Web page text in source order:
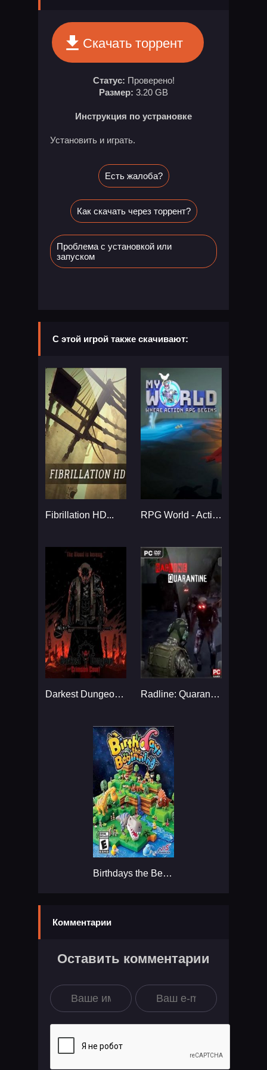
Скачать торрент
Статус: Проверено!
Размер: 3.20 GB
Инструкция по устрановке
Установить и играть.
Есть жалоба?
Как скачать через торрент?
Проблема с установкой или
запуском
С этой игрой также скачивают:
Fibrillation HD... RPG World - Action RPG Maker...
Darkest Dungeon: The Crimson Court... Radline: Quarantine...
Birthdays the Beginning...
Комментарии
Оставить комментарии